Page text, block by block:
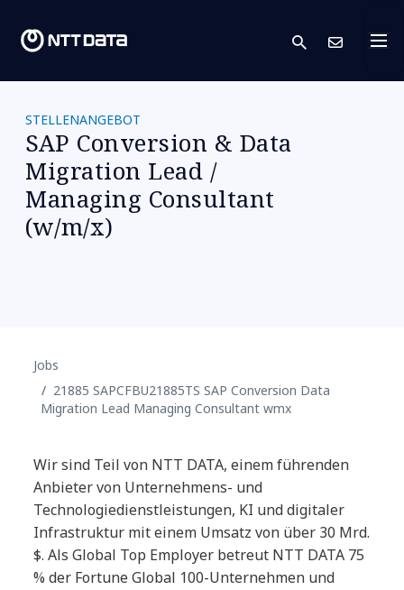
search
STELLENANGEBOT
SAP Conversion & Data
Migration Lead /
Managing Consultant
(w/m/x)
Jobs
21885 SAPCFBU21885TS SAP Conversion Data
Migration Lead Managing Consultant wmx
Wir sind Teil von NTT DATA, einem führenden
Anbieter von Unternehmens- und
Technologiedienstleistungen, KI und digitaler
Infrastruktur mit einem Umsatz von über 30 Mrd.
$. Als Global Top Employer betreut NTT DATA 75
% der Fortune Global 100-Unternehmen und